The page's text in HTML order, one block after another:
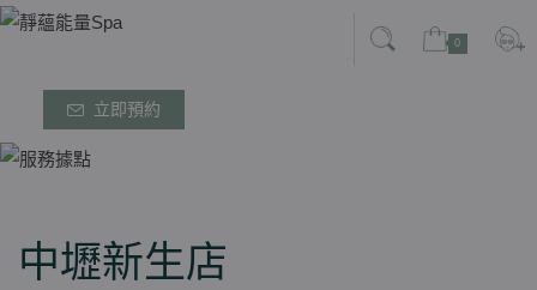
0
立即預約
中壢新生店